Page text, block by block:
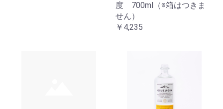
度 700ml（※箱はつきま
せん）
￥4,235